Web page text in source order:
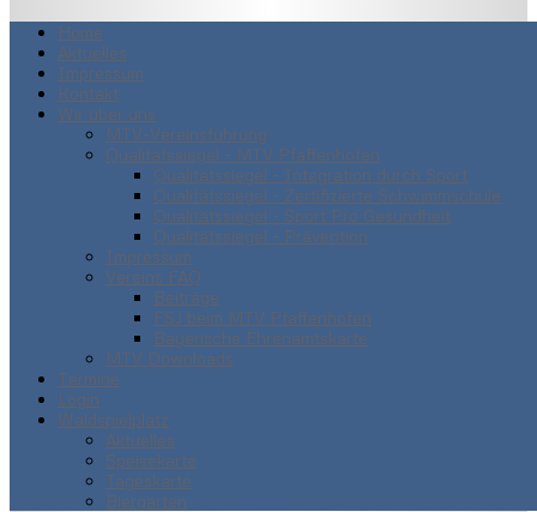
Home
Aktuelles
Impressum
Kontakt
Wir über uns
MTV-Vereinsführung
Qualitätssiegel - MTV Pfaffenhofen
Qualitätssiegel - Integration durch Sport
Qualitätssiegel - Zertifizierte Schwimmschule
Qualitätssiegel - Sport Pro Gesundheit
Qualitätssiegel - Prävention
Impressum
Vereins FAQ
Beiträge
FSJ beim MTV Pfaffenhofen
Bayerische Ehrenamtskarte
MTV Downloads
Termine
Login
Waldspielplatz
Aktuelles
Speisekarte
Tageskarte
Biergarten